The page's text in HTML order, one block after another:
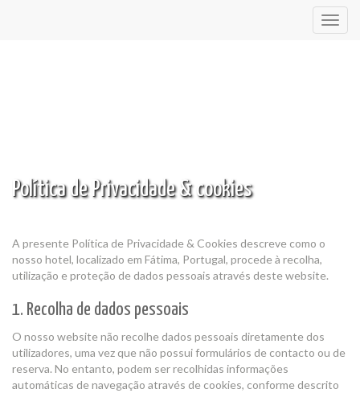
Política de Privacidade & cookies
A presente Política de Privacidade & Cookies descreve como o
nosso hotel, localizado em Fátima, Portugal, procede à recolha,
utilização e proteção de dados pessoais através deste website.
1. Recolha de dados pessoais
O nosso website não recolhe dados pessoais diretamente dos
utilizadores, uma vez que não possui formulários de contacto ou de
reserva. No entanto, podem ser recolhidas informações
automáticas de navegação através de cookies, conforme descrito